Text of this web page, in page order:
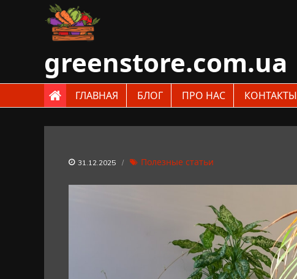
greenstore.com.ua
ГЛАВНАЯ БЛОГ ПРО НАС КОНТАКТЫ
31.12.2025 Полезные статьи